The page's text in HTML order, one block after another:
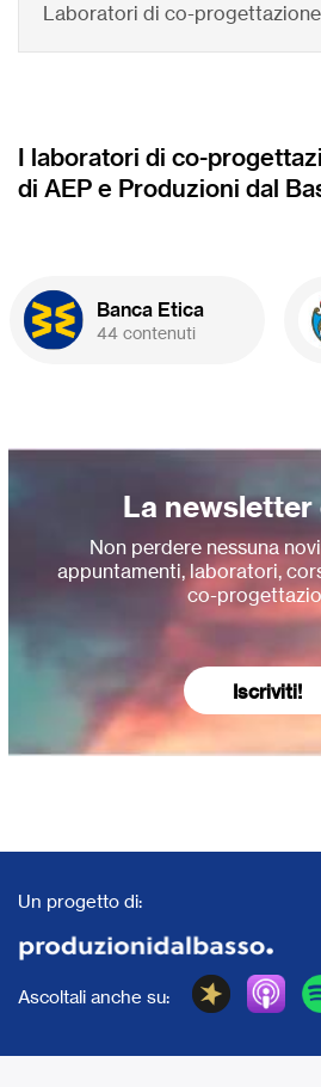
Laboratori di co-progettazione
I laboratori di co-
di AEP e Produzioni dal
Banca Etica
44 contenuti
La newsletter
Non perdere nessuna
appuntamenti, laboratori,
co-
Iscriviti!
Un progetto di:
Ascoltali anche su: